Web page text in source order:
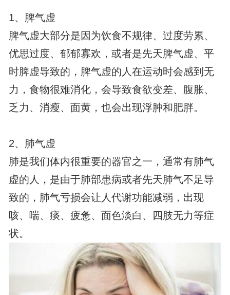
1、脾气虚
脾气虚大部分是因为饮食不规律、过度劳累、
优思过度、郁郁寡欢，或者是先天脾气虚、平
时脾虚导致的，脾气虚的人在运动时会感到无
力，食物很难消化，会导致食欲变差、腹胀、
乏力、消瘦、面黄，也会出现浮肿和肥胖。
2、肺气虚
肺是我们体内很重要的器官之一，通常有肺气
虚的人，是由于肺部患病或者先天肺气不足导
致的，肺气亏损会让人代谢功能减弱，出现
咳、喘、痰、疲惫、面色淡白、四肢无力等症
状。